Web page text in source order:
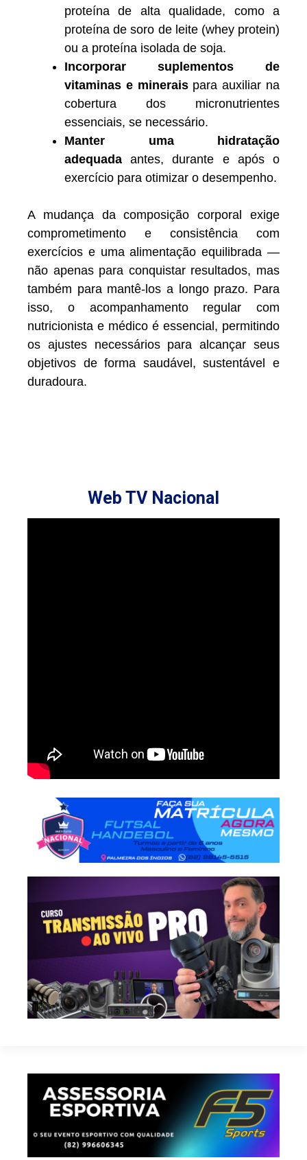
proteína de alta qualidade, como a
proteína de soro de leite (whey protein)
ou a proteína isolada de soja.
Incorporar suplementos de
vitaminas e mineraispara auxiliar na
cobertura dos micronutrientes
essenciais, se necessário.
Manter uma hidratação
adequada antes, durante e após o
exercício para otimizar o desempenho.
A mudança da composição corporal exige
comprometimento e consistência com
exercícios e uma alimentação equilibrada —
não apenas para conquistar resultados, mas
também para mantê-los a longo prazo. Para
isso, o acompanhamento regular com
nutricionista e médico é essencial, permitindo
os ajustes necessários para alcançar seus
objetivos de forma saudável, sustentável e
duradoura.
Web TV Nacional